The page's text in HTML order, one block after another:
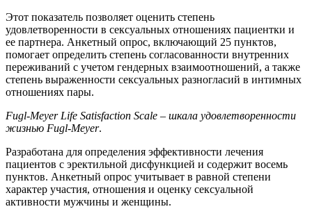
Этот показатель позволяет оценить степень
удовлетворенности в сексуальных отношениях пациентки и
ее партнера. Анкетный опрос, включающий 25 пунктов,
помогает определить степень согласованности внутренних
переживаний с учетом гендерных взаимоотношений, а также
степень выраженности сексуальных разногласий в интимных
отношениях пары.
Fugl-Meyer Life Satisfaction Scale – шкала удовлетворенности
жизнью Fugl-Meyer.
Разработана для определения эффективности лечения
пациентов с эректильной дисфункцией и содержит восемь
пунктов. Анкетный опрос учитывает в равной степени
характер участия, отношения и оценку сексуальной
активности мужчины и женщины.